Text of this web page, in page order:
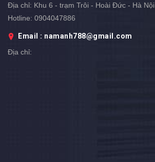
Địa chỉ: Khu 6 - trạm Trôi - Hoài Đức - Hà Nội
Hotline: 0904047886
Email : namanh788@gmail.com
Địa chỉ: